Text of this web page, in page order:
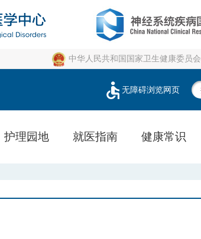
中华人民共和国国家卫生健康委员会
无障碍浏览网页
护理园地 就医指南 健康常识